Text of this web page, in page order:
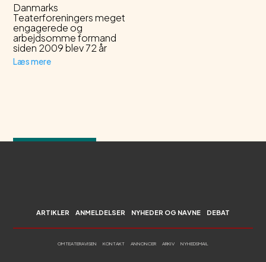
Danmarks
Teaterforeningers meget
engagerede og
arbejdsomme formand
siden 2009 blev 72 år
Læs mere
arrangører af
får en markant
opdatering og lanceres
ARTIKLER ANMELDELSER NYHEDER OG NAVNE DEBAT
OM TEATERAVISEN KONTAKT ANNONCER ARKIV NYHEDSMAIL